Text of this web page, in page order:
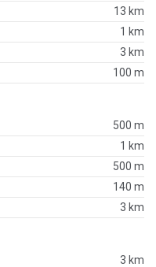
13 km
1 km
3 km
100 m
500 m
1 km
500 m
140 m
3 km
3 km